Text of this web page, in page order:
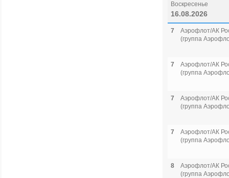
Воскресенье
16.08.2026
7
Аэрофлот/АК
(группа
7
Аэрофлот/АК
(группа
7
Аэрофлот/АК
(группа
7
Аэрофлот/АК
(группа
8
Аэрофлот/АК
(группа